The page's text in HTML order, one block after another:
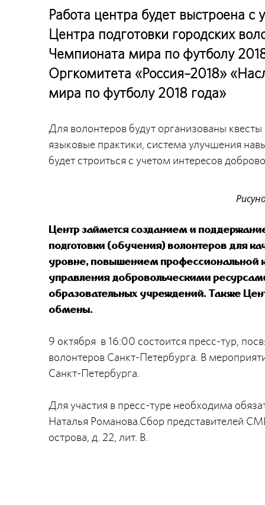
Работа центра будет выстроена
Центра подготовки городских
Чемпионата мира по футболу
Оргкомитета «Россия–2018»
мира по футболу 2018 года»
Для волонтеров будут организованы
языковые практики, система улучшения
будет строиться с учетом интересов
Центр займется созданием и
подготовки (обучения) волонтеров для
уровне, повышением профессиональной
управления добровольческими
образовательных учреждений. Также
обмены.
9 октября в 16:00 состоится пресс-тур,
волонтеров Санкт-Петербурга. В
Санкт-Петербурга.
Для участия в пресс-туре необходима
Наталья Романова.Сбор представителей
острова, д. 22, лит. В.